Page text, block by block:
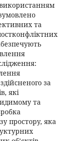
та
за
які
та
простору, яка